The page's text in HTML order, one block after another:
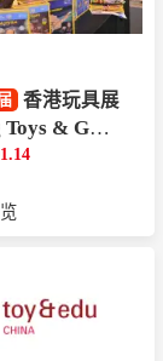
香港玩具展
Hongkong Toys & Games Fair